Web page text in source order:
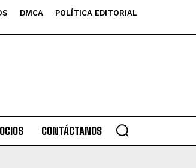
DMCA
POLÍTICA EDITORIAL
CONTÁCTANOS